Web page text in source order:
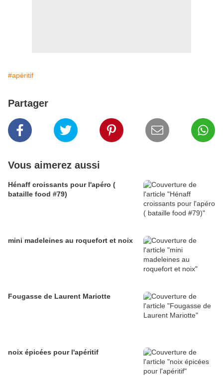
#apéritif
Partager
Vous aimerez aussi
Hénaff croissants pour l'apéro (
bataille food #79)
mini madeleines au roquefort et noix
Fougasse de Laurent Mariotte
noix épicées pour l'apéritif